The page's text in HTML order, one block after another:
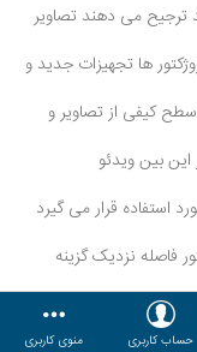
حساب کاربری منوی کاربری
ترجیح می دهند تصاویر
ها تجهیزات جدید و
کیفی از تصاویر و
این بین ویدئو
استفاده قرار می گیرد
فاصله نزدیک گزینه